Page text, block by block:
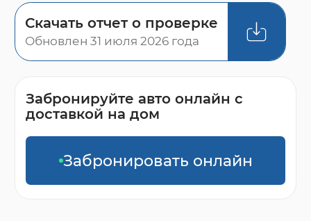
Скачать отчет о проверке
Обновлен 31 июля 2026 года
Забронируйте авто онлайн с
доставкой на дом
Забронировать онлайн